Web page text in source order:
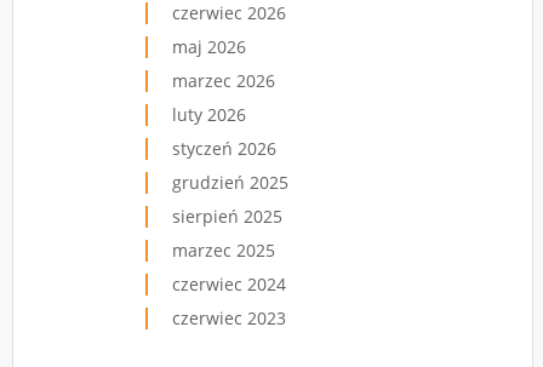
czerwiec 2026
maj 2026
marzec 2026
luty 2026
styczeń 2026
grudzień 2025
sierpień 2025
marzec 2025
czerwiec 2024
czerwiec 2023